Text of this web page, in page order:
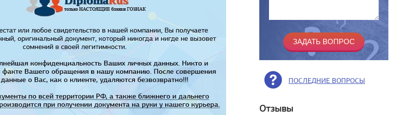
ПОСЛЕДНИЕ ВОПРОСЫ
Отзывы